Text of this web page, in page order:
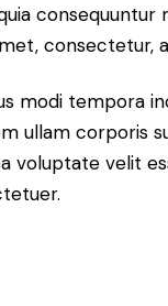
consectetur,
modi tempora
ullam corporis
voluptate velit